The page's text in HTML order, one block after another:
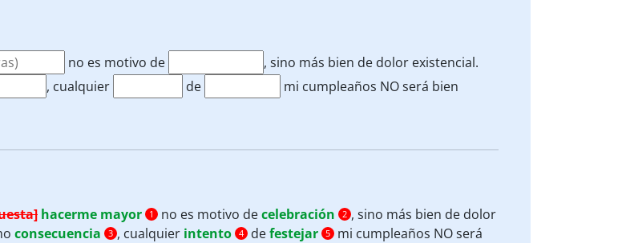
no es motivo de
, sino más bien de dolor existencial.
, cualquier de
mi cumpleaños NO será bien
hacerme mayor 1 no es motivo decelebración 2 , sino más bien de dolor
consecuencia 3 , cualquier intento 4 defestejar 5
mi cumpleaños NO será